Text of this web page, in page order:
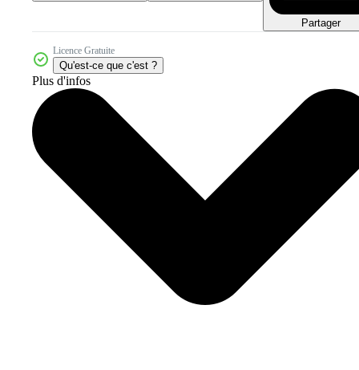
Partager
Licence Gratuite
Qu'est-ce que c'est ?
Plus d'infos